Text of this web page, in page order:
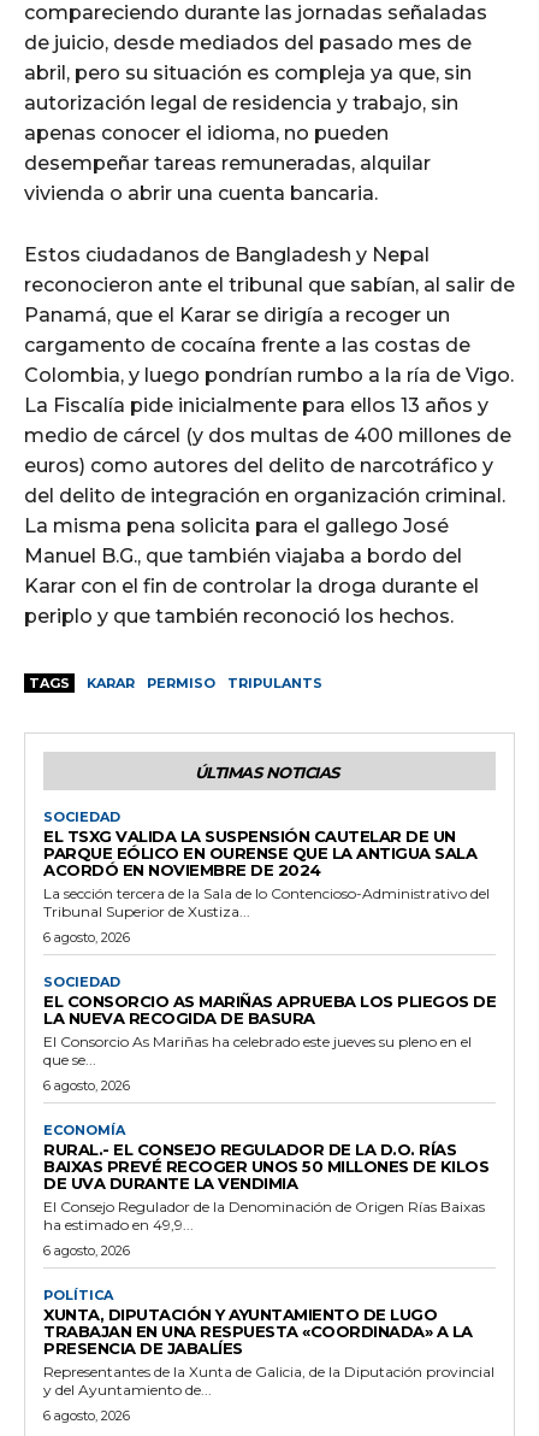
compareciendo durante las jornadas señaladas
de juicio, desde mediados del pasado mes de
abril, pero su situación es compleja ya que, sin
autorización legal de residencia y trabajo, sin
apenas conocer el idioma, no pueden
desempeñar tareas remuneradas, alquilar
vivienda o abrir una cuenta bancaria.
Estos ciudadanos de Bangladesh y Nepal
reconocieron ante el tribunal que sabían, al salir de
Panamá, que el Karar se dirigía a recoger un
cargamento de cocaína frente a las costas de
Colombia, y luego pondrían rumbo a la ría de Vigo.
La Fiscalía pide inicialmente para ellos 13 años y
medio de cárcel (y dos multas de 400 millones de
euros) como autores del delito de narcotráfico y
del delito de integración en organización criminal.
La misma pena solicita para el gallego José
Manuel B.G., que también viajaba a bordo del
Karar con el fin de controlar la droga durante el
periplo y que también reconoció los hechos.
TAGS KARAR PERMISO TRIPULANTS
ÚLTIMAS NOTICIAS
SOCIEDAD
EL TSXG VALIDA LA SUSPENSIÓN CAUTELAR DE UN
PARQUE EÓLICO EN OURENSE QUE LA ANTIGUA SALA
ACORDÓ EN NOVIEMBRE DE 2024
La sección tercera de la Sala de lo Contencioso-Administrativo del
Tribunal Superior de Xustiza...
6 agosto, 2026
SOCIEDAD
EL CONSORCIO AS MARIÑAS APRUEBA LOS PLIEGOS DE
LA NUEVA RECOGIDA DE BASURA
El Consorcio As Mariñas ha celebrado este jueves su pleno en el
que se...
6 agosto, 2026
ECONOMÍA
RURAL.- EL CONSEJO REGULADOR DE LA D.O. RÍAS
BAIXAS PREVÉ RECOGER UNOS 50 MILLONES DE KILOS
DE UVA DURANTE LA VENDIMIA
El Consejo Regulador de la Denominación de Origen Rías Baixas
ha estimado en 49,9...
6 agosto, 2026
POLÍTICA
XUNTA, DIPUTACIÓN Y AYUNTAMIENTO DE LUGO
TRABAJAN EN UNA RESPUESTA «COORDINADA» A LA
PRESENCIA DE JABALÍES
Representantes de la Xunta de Galicia, de la Diputación provincial
y del Ayuntamiento de...
6 agosto, 2026